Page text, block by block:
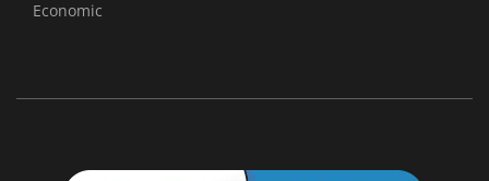
Economic